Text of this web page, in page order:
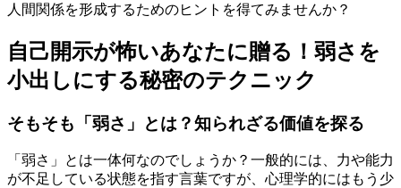
人間関係を形成するためのヒントを得てみませんか？
自己開示が怖いあなたに贈る！弱さを
小出しにする秘密のテクニック
そもそも「弱さ」とは？知られざる価値を探る
「弱さ」とは一体何なのでしょうか？一般的には、力や能力
が不足している状態を指す言葉ですが、心理学的にはもう少